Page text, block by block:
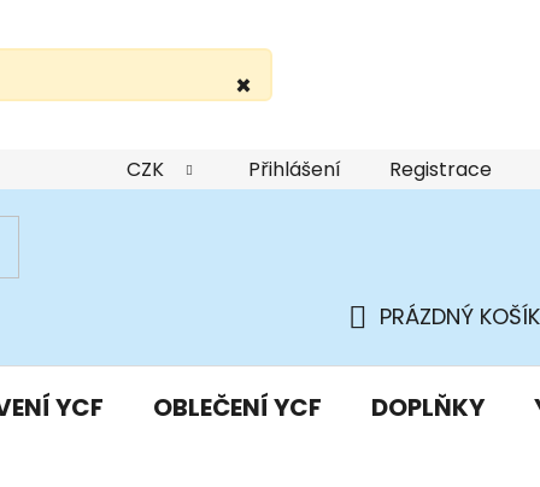
×
Podmínky ochrany osobních údajů
CZK Přihlášení Registrace
KOŠÍK
PRÁZDNÝ KOŠÍK
YCF OBLEČENÍ YCF DOPLŇKY